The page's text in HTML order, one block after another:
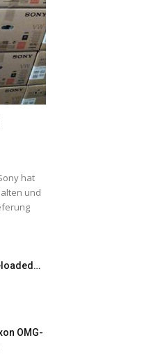
hat
und
OMG-